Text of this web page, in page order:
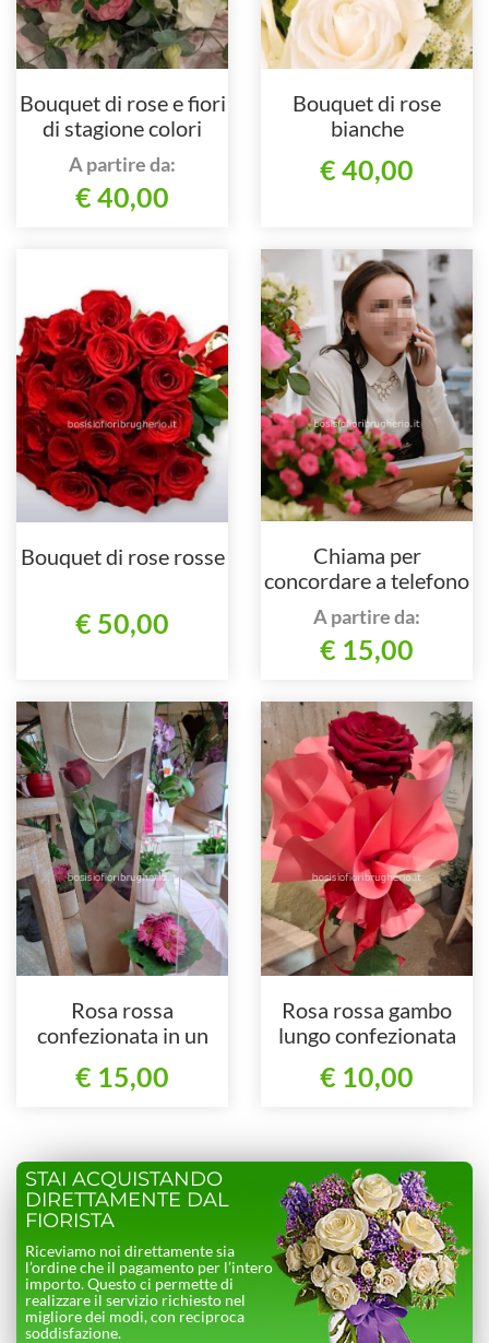
Bouquet di rose e fiori
di stagione colori
assortiti
A partire da:
€ 40,00
Bouquet di rose
bianche
€ 40,00
Bouquet di rose rosse
€ 50,00
Chiama per
concordare a telefono
A partire da:
€ 15,00
Rosa rossa
confezionata in un
€ 15,00
Rosa rossa gambo
lungo confezionata
€ 10,00
STAI ACQUISTANDO
DIRETTAMENTE DAL
FIORISTA
Riceviamo noi direttamente sia
l’ordine che il pagamento per l’intero
importo. Questo ci permette di
realizzare il servizio richiesto nel
migliore dei modi, con reciproca
soddisfazione.